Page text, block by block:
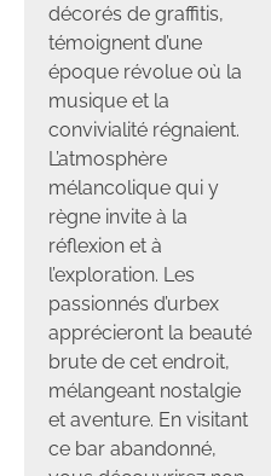
décorés de graffitis,
témoignent d’une
époque révolue où la
musique et la
convivialité régnaient.
L’atmosphère
mélancolique qui y
règne invite à la
réflexion et à
l’exploration. Les
passionnés d’urbex
apprécieront la beauté
brute de cet endroit,
mélangeant nostalgie
et aventure. En visitant
ce bar abandonné,